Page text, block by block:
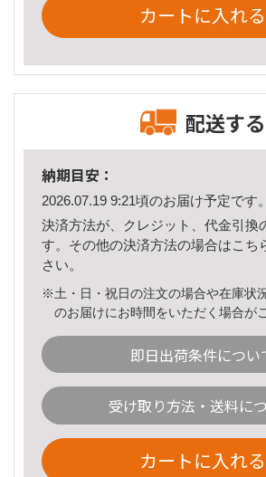
カートに入れる
配送する
納期目安：
2026.07.19 9:21頃のお届け予定です。
決済方法が、クレジット、代金引換
す。その他の決済方法の場合はこち
さい。
※土・日・祝日の注文の場合や在庫状
のお届けにお時間をいただく場合が
即日出荷条件につい
受け取り方法・送料に
カートに入れる